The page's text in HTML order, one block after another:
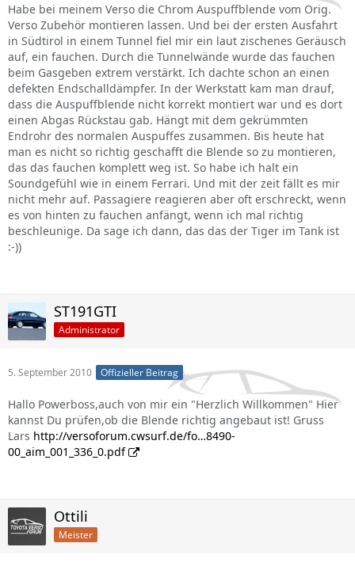
Habe bei meinem Verso die Chrom Auspuffblende vom Orig.
Verso Zubehör montieren lassen. Und bei der ersten Ausfahrt
in Südtirol in einem Tunnel fiel mir ein laut zischenes Geräusch
auf, ein fauchen. Durch die Tunnelwände wurde das fauchen
beim Gasgeben extrem verstärkt. Ich dachte schon an einen
defekten Endschalldämpfer. In der Werkstatt kam man drauf,
dass die Auspuffblende nicht korrekt montiert war und es dort
einen Abgas Rückstau gab. Hängt mit dem gekrümmten
Endrohr des normalen Auspuffes zusammen. Bis heute hat
man es nicht so richtig geschafft die Blende so zu montieren,
das das fauchen komplett weg ist. So habe ich halt ein
Soundgefühl wie in einem Ferrari. Und mit der zeit fällt es mir
nicht mehr auf. Passagiere reagieren aber oft erschreckt, wenn
es von hinten zu fauchen anfängt, wenn ich mal richtig
beschleunige. Da sage ich dann, das das der Tiger im Tank ist
:-))
ST191GTI
Administrator
5. September 2010 Offizieller Beitrag
Hallo Powerboss,auch von mir ein "Herzlich Willkommen" Hier
kannst Du prüfen,ob die Blende richtig angebaut ist! Gruss
Lars http://versoforum.cwsurf.de/fo…8490-
00_aim_001_336_0.pdf
Ottili
Meister